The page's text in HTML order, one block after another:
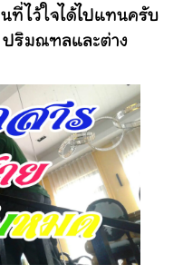
ที่ไว้ใจได้ไปแทนครับ
ปริมณฑลและต่าง